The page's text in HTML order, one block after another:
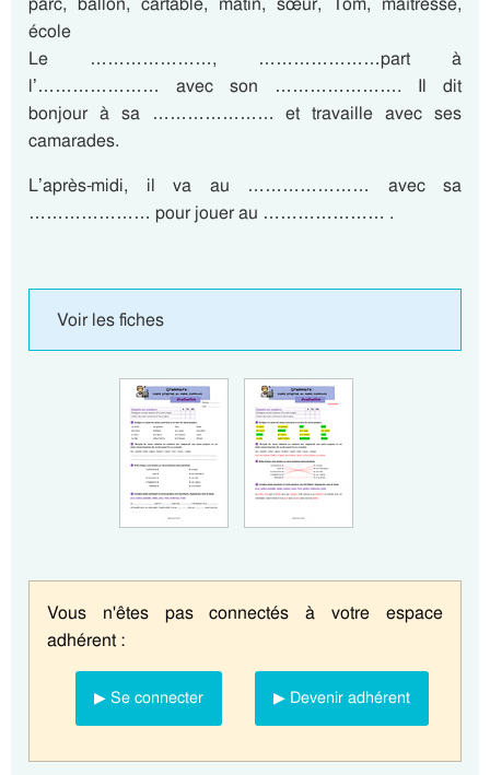
école
Le …………………, …………………part à
l’………………… avec son …………………. Il dit
bonjour à sa ………………… et travaille avec ses
camarades.
L’après-midi, il va au ………………… avec sa
………………… pour jouer au ………………… .
Voir les fiches
Vous n'êtes pas connectés à votre espace
adhérent :
▶ Se connecter ▶ Devenir adhérent